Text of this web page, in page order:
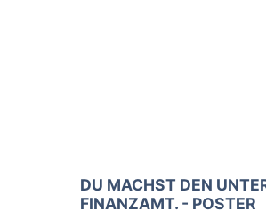
BROSCHÜRE:
DU MACHST DEN
FINANZAMT. - POSTER